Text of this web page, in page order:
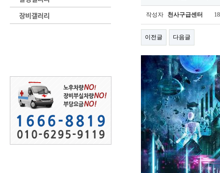
작성자 천사구급센터
이전글 다음글